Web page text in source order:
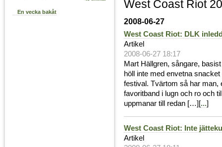
En vecka bakåt
West Coast Riot
2008-06-27
West Coast Riot: DLK
Artikel
2008-06-27 18:17
Mart Hällgren, sångare,
höll inte med envetna
festival. Tvärtom så har man,
favoritband i lugn och ro och
uppmanar till redan […][...]
West Coast Riot: Inte
Artikel